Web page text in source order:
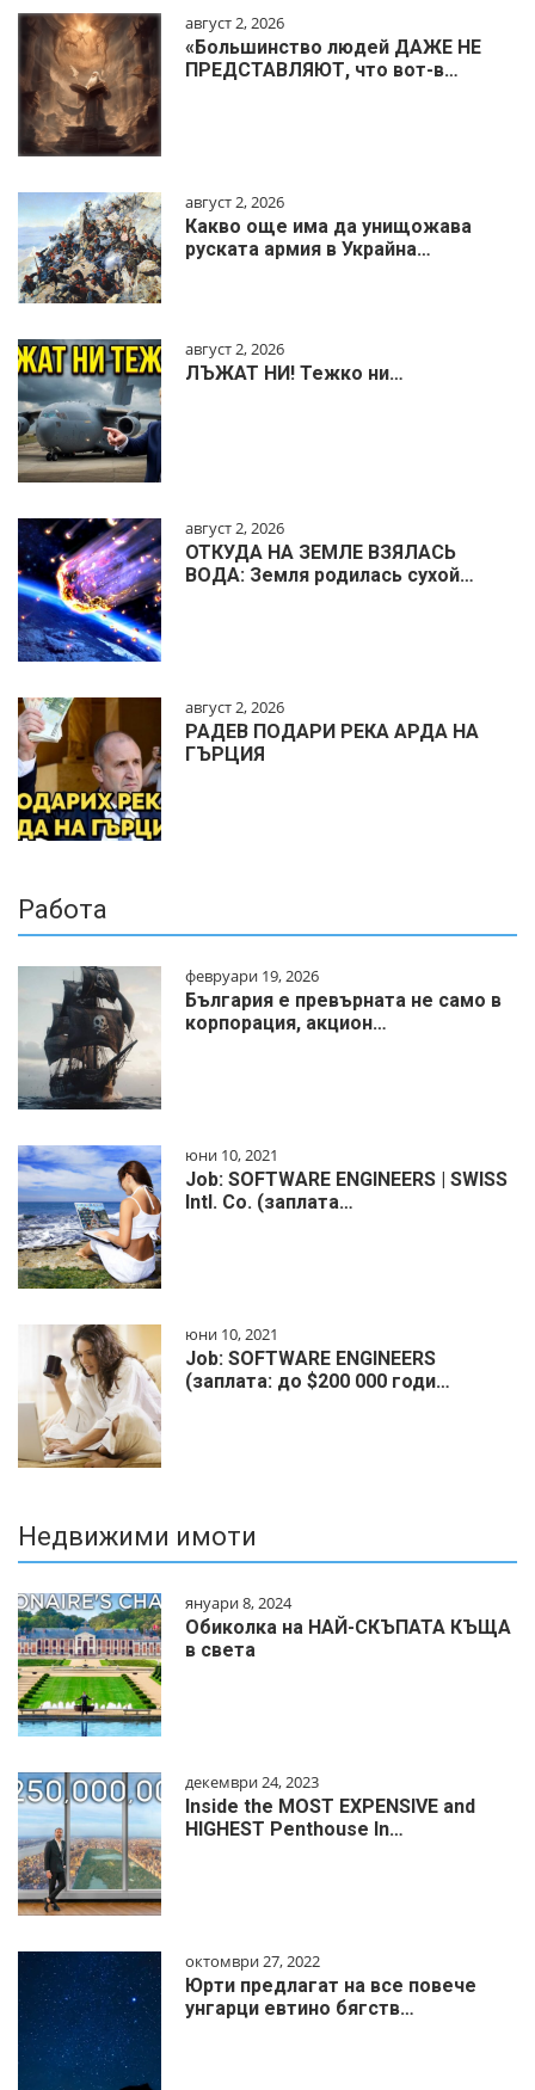
август 2, 2026
«Большинство людей ДАЖЕ НЕ
ПРЕДСТАВЛЯЮТ, что вот-в…
август 2, 2026
Какво още има да унищожава
руската армия в Украйна…
август 2, 2026
ЛЪЖАТ НИ! Тежко ни…
август 2, 2026
ОТКУДА НА ЗЕМЛЕ ВЗЯЛАСЬ
ВОДА: Земля родилась сухой…
август 2, 2026
РАДЕВ ПОДАРИ РЕКА АРДА НА
ГЪРЦИЯ
Работа
февруари 19, 2026
България е превърната не само в
корпорация, акцион…
юни 10, 2021
Job: SOFTWARE ENGINEERS | SWISS
Intl. Co. (заплата…
юни 10, 2021
Job: SOFTWARE ENGINEERS
(заплата: до $200 000 годи…
Недвижими имоти
януари 8, 2024
Обиколка на НАЙ-СКЪПАТА КЪЩА
в света
декември 24, 2023
Inside the MOST EXPENSIVE and
HIGHEST Penthouse In…
октомври 27, 2022
Юрти предлагат на все повече
унгарци евтино бягств…